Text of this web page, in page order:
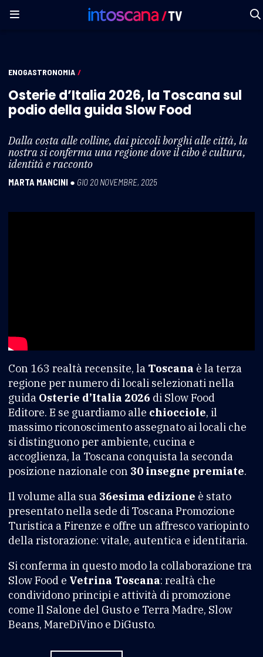
ENOGASTRONOMIA /
Osterie d’Italia 2026, la Toscana sul
podio della guida Slow Food
Dalla costa alle colline, dai piccoli borghi alle città, la
nostra si conferma una regione dove il cibo è cultura,
identità e racconto
MARTA MANCINI ● GIO 20 NOVEMBRE, 2025
Con 163 realtà recensite, la Toscana è la terza
regione per numero di locali selezionati nella
guida Osterie d’Italia 2026 di Slow Food
Editore. E se guardiamo alle chiocciole, il
massimo riconoscimento assegnato ai locali che
si distinguono per ambiente, cucina e
accoglienza, la Toscana conquista la seconda
posizione nazionale con 30 insegne premiate.
Il volume alla sua 36esima edizione è stato
presentato nella sede di Toscana Promozione
Turistica a Firenze e offre un affresco variopinto
della ristorazione: vitale, autentica e identitaria.
Si conferma in questo modo la collaborazione tra
Slow Food e Vetrina Toscana: realtà che
condividono principi e attività di promozione
come Il Salone del Gusto e Terra Madre, Slow
Beans, MareDiVino e DiGusto.